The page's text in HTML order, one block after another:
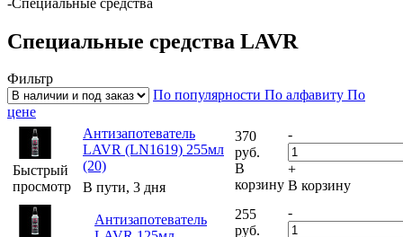
Специальные средства LAVR
Фильтр
По популярности По алфавиту По
цене
Быстрый
просмотр
Антизапотеватель
LAVR (LN1619) 255мл
(20)
В пути, 3 дня
370
руб.
В
корзину
-
+
В корзину
Антизапотеватель
255
руб.
-